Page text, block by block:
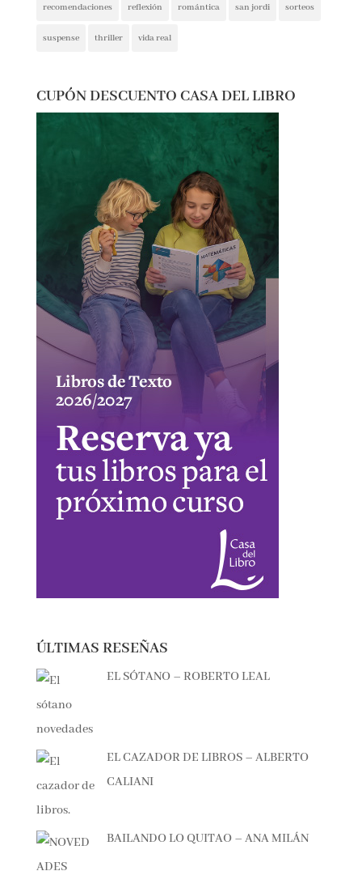
recomendaciones reflexión romántica san jordi sorteos
suspense thriller vida real
CUPÓN DESCUENTO CASA DEL LIBRO
ÚLTIMAS RESEÑAS
EL SÓTANO – ROBERTO LEAL
EL CAZADOR DE LIBROS – ALBERTO
CALIANI
BAILANDO LO QUITAO – ANA MILÁN